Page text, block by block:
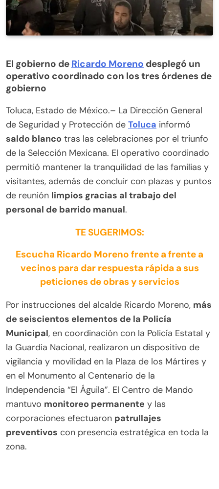
El gobierno de Ricardo Moreno desplegó un
operativo coordinado con los tres órdenes de
gobierno
Toluca, Estado de México.– La Dirección General
de Seguridad y Protección de Toluca informó
saldo blanco tras las celebraciones por el triunfo
de la Selección Mexicana. El operativo coordinado
permitió mantener la tranquilidad de las familias y
visitantes, además de concluir con plazas y puntos
de reunión limpios gracias al trabajo del
personal de barrido manual.
TE SUGERIMOS:
Escucha Ricardo Moreno frente a frente a
vecinos para dar respuesta rápida a sus
peticiones de obras y servicios
Por instrucciones del alcalde Ricardo Moreno, más
de seiscientos elementos de la Policía
Municipal, en coordinación con la Policía Estatal y
la Guardia Nacional, realizaron un dispositivo de
vigilancia y movilidad en la Plaza de los Mártires y
en el Monumento al Centenario de la
Independencia “El Águila”. El Centro de Mando
mantuvo monitoreo permanente y las
corporaciones efectuaron patrullajes
preventivos con presencia estratégica en toda la
zona.